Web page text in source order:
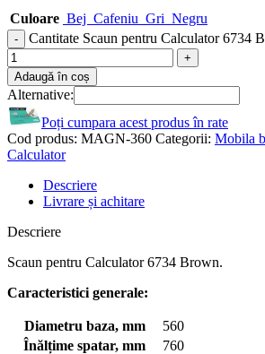
Culoare Bej Cafeniu Gri Negru
Cantitate Scaun pentru Calculator 6734
Adaugă în coș
Alternative:
Poți cumpara acest produs în rate
Cod produs: MAGN-360 Categorii: Mobila
Calculator
Descriere
Livrare și achitare
Descriere
Scaun pentru Calculator 6734 Brown.
Caracteristici generale:
Diametru baza, mm
560
Înălțime spatar, mm
760